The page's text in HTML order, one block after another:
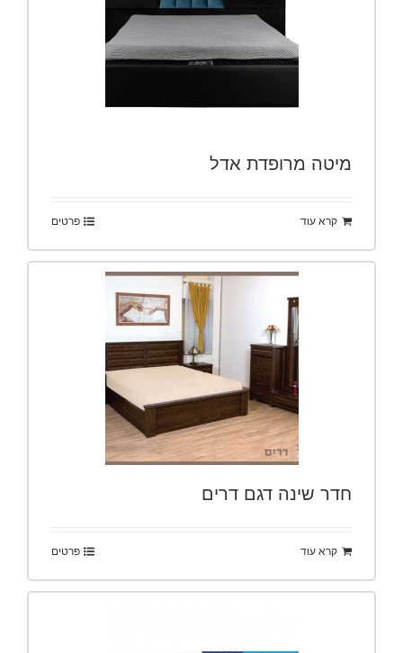
מיטה מרופדת אדל
קרא עוד פרטים
חדר שינה דגם דרים
קרא עוד פרטים